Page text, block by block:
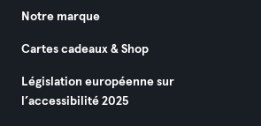
Notre marque
Cartes cadeaux & Shop
Législation européenne sur
l’accessibilité 2025